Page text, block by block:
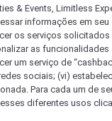
& Events, Limitless
informações em
os serviços solicitados
as
um serviço de
sociais; (vi)
Para cada um de
diferentes usos